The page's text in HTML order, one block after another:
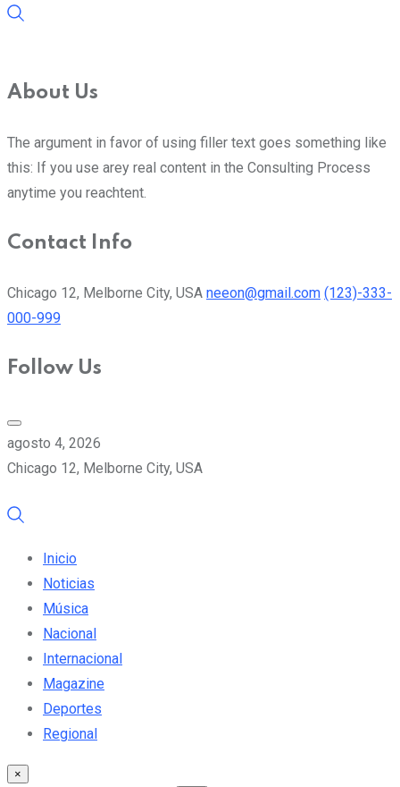
About Us
The argument in favor of using filler text goes something like
this: If you use arey real content in the Consulting Process
anytime you reachtent.
Contact Info
Chicago 12, Melborne City, USA neeon@gmail.com (123)-333-
000-999
Follow Us
agosto 4, 2026
Chicago 12, Melborne City, USA
Inicio
Noticias
Música
Nacional
Internacional
Magazine
Deportes
Regional
×